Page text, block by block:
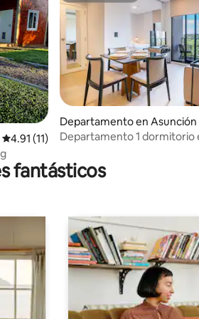
Calificación promedio: 4.91 de 5; 11
4.91 (11)
Departamento en Asunción
Departamento 1 dormitorio
fantásticos